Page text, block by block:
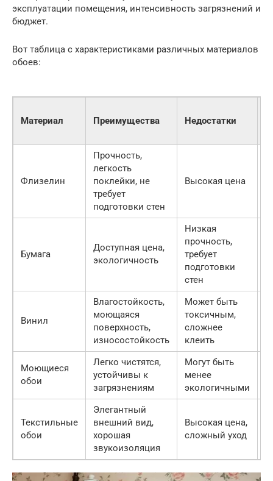
эксплуатации помещения, интенсивность загрязнений и
бюджет.
Вот таблица с характеристиками различных материалов
обоев:
Материал Преимущества Недостатки
Флизелин
Прочность,
легкость
поклейки, не
требует
подготовки стен
Высокая цена
Бумага
Доступная цена,
экологичность
Низкая
прочность,
требует
подготовки
стен
Винил
Влагостойкость,
моющаяся
поверхность,
износостойкость
Может быть
токсичным,
сложнее
клеить
Моющиеся
обои
Легко чистятся,
устойчивы к
загрязнениям
Могут быть
менее
экологичными
Текстильные
обои
Элегантный
внешний вид,
хорошая
звукоизоляция
Высокая цена,
сложный уход